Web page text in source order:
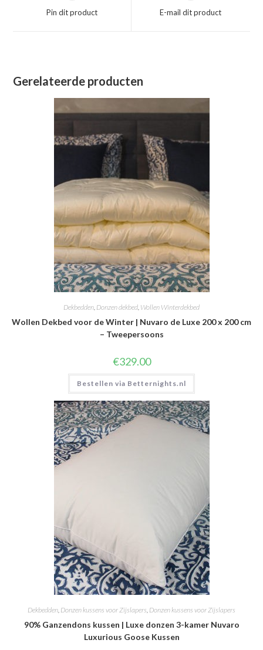
nieuw
Pin dit product
nieuw
E-mail dit product
Gerelateerde producten
Dekbedden Donzen dekbed Wollen Winterdekbed
Wollen Dekbed voor de Winter | Nuvaro de Luxe 200 x 200 cm
– Tweepersoons
€329.00
Bestellen via Betternights.nl
Dekbedden, Donzen kussens voor Zijslapers, Donzen kussens voor Zijslapers
90% Ganzendons kussen | Luxe donzen 3-kamer Nuvaro
Luxurious Goose Kussen